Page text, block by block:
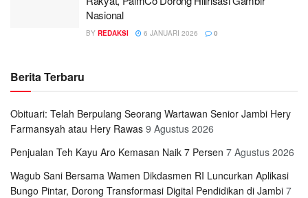
Nasional
BY REDAKSI 6 JANUARI 2026 0
Berita Terbaru
Obituari: Telah Berpulang Seorang Wartawan Senior Jambi Hery
Farmansyah atau Hery Rawas 9 Agustus 2026
Penjualan Teh Kayu Aro Kemasan Naik 7 Persen 7 Agustus 2026
Wagub Sani Bersama Wamen Dikdasmen RI Luncurkan Aplikasi
Bungo Pintar, Dorong Transformasi Digital Pendidikan di Jambi 7